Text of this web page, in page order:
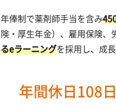
年俸制で薬剤師手当を含み
険・厚生年金）、雇用保険、
るeラーニングを採用し、成
年間休日108